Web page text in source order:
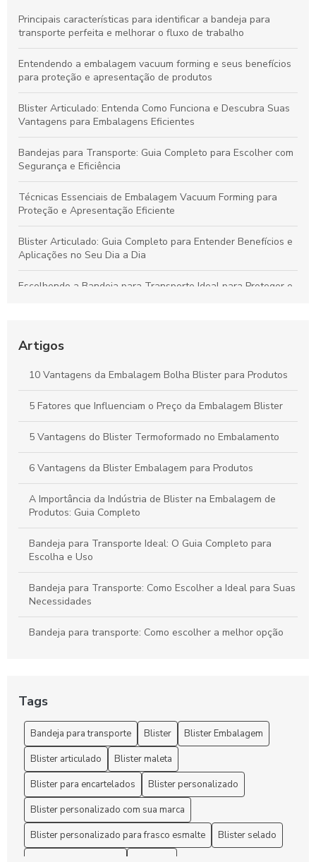
Principais características para identificar a bandeja para
transporte perfeita e melhorar o fluxo de trabalho
Entendendo a embalagem vacuum forming e seus benefícios
para proteção e apresentação de produtos
Blister Articulado: Entenda Como Funciona e Descubra Suas
Vantagens para Embalagens Eficientes
Bandejas para Transporte: Guia Completo para Escolher com
Segurança e Eficiência
Técnicas Essenciais de Embalagem Vacuum Forming para
Proteção e Apresentação Eficiente
Blister Articulado: Guia Completo para Entender Benefícios e
Aplicações no Seu Dia a Dia
Escolhendo a Bandeja para Transporte Ideal para Proteger e
Minimizar Desperdícios
Blisters Articulados: Funcionalidade, Benefícios e Principais
Aplicações
Bandejas para Transporte: Como Escolher a Opção Ideal para
Suas Necessidades
Artigos
10 Vantagens da Embalagem Bolha Blister para Produtos
5 Fatores que Influenciam o Preço da Embalagem Blister
5 Vantagens do Blister Termoformado no Embalamento
6 Vantagens da Blister Embalagem para Produtos
A Importância da Indústria de Blister na Embalagem de
Produtos: Guia Completo
Bandeja para Transporte Ideal: O Guia Completo para
Escolha e Uso
Bandeja para Transporte: Como Escolher a Ideal para Suas
Necessidades
Bandeja para transporte: Como escolher a melhor opção
Bandejas para Transporte: Como Escolher a Opção Ideal
para Suas Necessidades
Bandejas para Transporte: Guia Completo para Escolher
com Segurança e Eficiência
Benefícios da Embalagem Blister e Dicas para Selecionar a
Opção Ideal para Seus Produtos
Benefícios da Embalagem Blister para Otimizar a Produção
Tags
Bandeja para transporte Blister
Blister Embalagem
Blister articulado
Blister maleta
Blister para encartelados
Blister personalizado
Blister personalizado com sua marca
Blister personalizado para frasco esmalte
Blister selado